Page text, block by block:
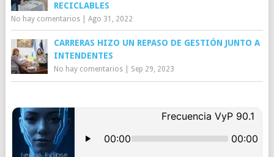
RECICLABLES
No hay comentarios| Ago 31, 2022
CARRERAS HIZO UN REPASO DE GESTIÓN JUNTO A
INTENDENTES
No hay comentarios| Sep 29, 2023